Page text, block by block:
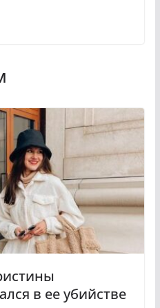
в ее убийстве